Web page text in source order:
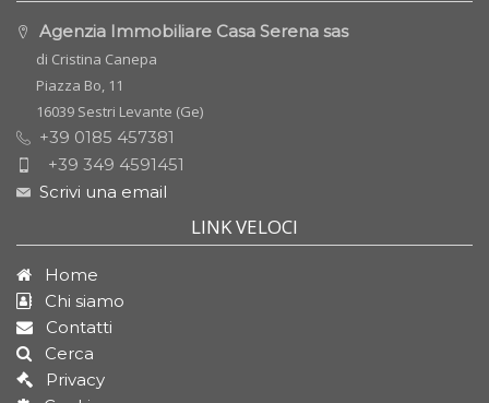
Agenzia Immobiliare Casa Serena sas
di Cristina Canepa
Piazza Bo, 11
16039 Sestri Levante (Ge)
+39 0185 457381
+39 349 4591451
Scrivi una email
LINK VELOCI
Home
Chi siamo
Contatti
Cerca
Privacy